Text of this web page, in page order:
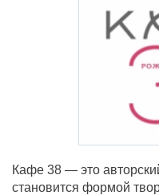
Кафе 38 — это
становится формой